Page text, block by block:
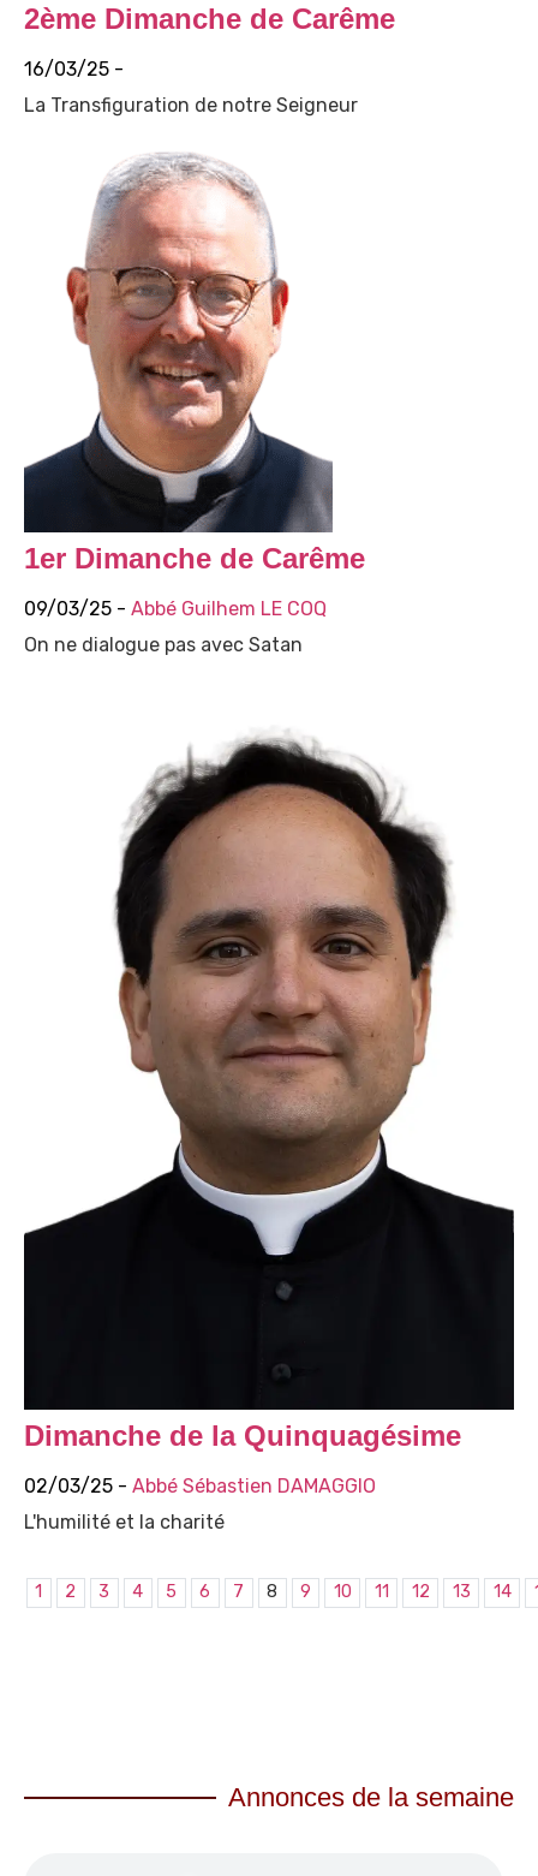
2ème Dimanche de Carême
16/03/25 -
La Transfiguration de notre Seigneur
1er Dimanche de Carême
09/03/25 - Abbé Guilhem LE COQ
On ne dialogue pas avec Satan
Dimanche de la Quinquagésime
02/03/25 - Abbé Sébastien DAMAGGIO
L'humilité et la charité
1 2 3 4 5 6 7 8 9 10 11 12 13 14
Annonces de la semaine